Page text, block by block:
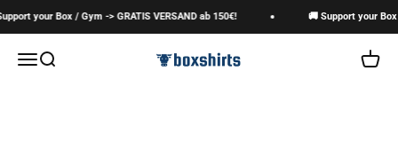
your Box / Gym -> GRATIS VERSAND ab 150€! 🚚 Support your Box /
Navigationsmenü öffnen
Suche öffnen boxshirts